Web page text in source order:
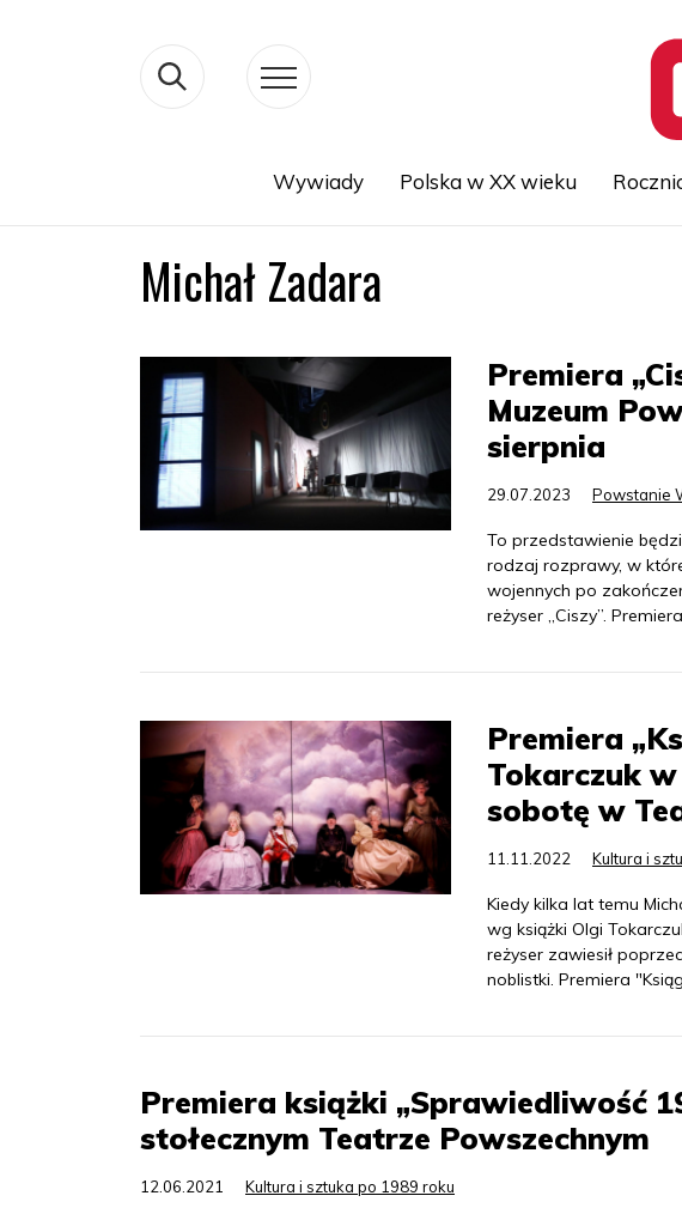
Wywiady Polska w XX wieku
Michał Zadara
Premiera
Muzeum
sierpnia
29.07.2023 Powstanie
To przedstawienie
rodzaj rozprawy, w
wojennych po
reżyser „Ciszy”.
Premiera
Tokarczuk
sobotę w
11.11.2022 Kultura i
Kiedy kilka lat temu
wg książki Olgi
reżyser zawiesił
noblistki. Premiera
Premiera książki „Sprawiedliwość
stołecznym Teatrze Powszechnym
12.06.2021 Kultura i sztuka po 1989 roku